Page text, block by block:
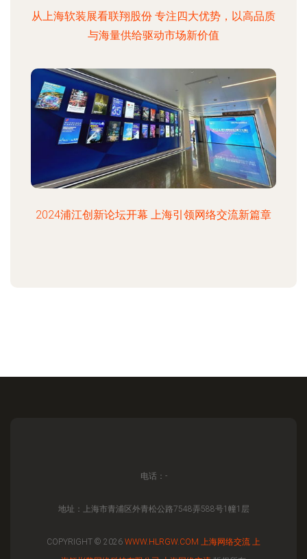
从上海软装展看联翔股份 专注四大优势，以高品质
与海量供给驱动市场新价值
2024浦江创新论坛开幕 上海引领网络交流新篇章
电话：-
地址：上海市青浦区外青松公路7548弄588号1幢1层
COPYRIGHT © 2026 WWW.HLRGW.COM 上海网络交流 上